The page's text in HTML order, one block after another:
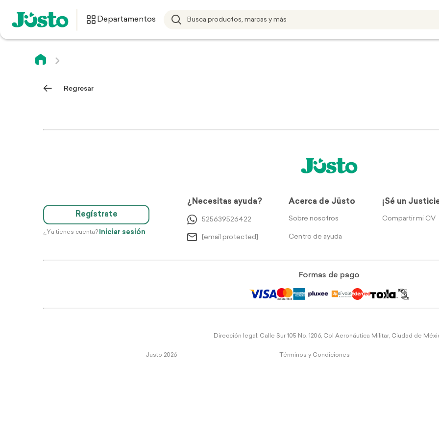
Departamentos
Regresar
Regístrate
¿Ya tienes cuenta? Iniciar sesión
¿Necesitas ayuda?
525639526422
[email protected]
Acerca de Jüsto
Sobre nosotros
Centro de ayuda
¡Sé un
Compartir mi CV
Formas de pago
Dirección legal: Calle Sur 105 No. 1206, Col Aeronáutica Militar, Ciudad de
Justo 2026 Términos y Condiciones